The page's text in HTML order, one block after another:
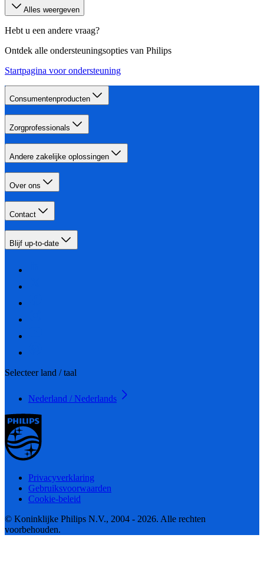
Alles weergeven
Hebt u een andere vraag?
Ontdek alle ondersteuningsopties van Philips
Startpagina voor ondersteuning
Consumentenproducten
Zorgprofessionals
Andere zakelijke oplossingen
Over ons
Contact
Blijf up-to-date
Selecteer land / taal
Nederland / Nederlands
Privacyverklaring
Gebruiksvoorwaarden
Cookie-beleid
© Koninklijke Philips N.V., 2004 - 2026. Alle rechten
voorbehouden.